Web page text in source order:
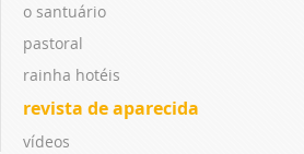
o santuário
pastoral
rainha hotéis
revista de aparecida
vídeos